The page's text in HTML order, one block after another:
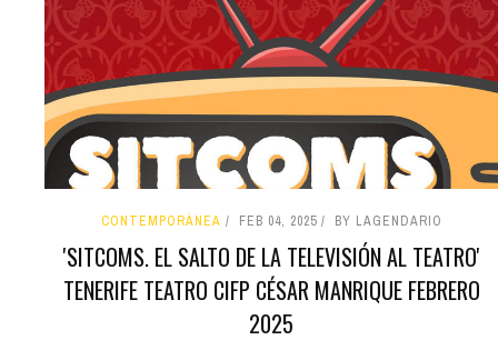
CONTEMPORÁNEA FEB 04, 2025 BY LAGENDARIO
'SITCOMS. EL SALTO DE LA TELEVISIÓN AL TEATRO'
TENERIFE TEATRO CIFP CÉSAR MANRIQUE FEBRERO
2025